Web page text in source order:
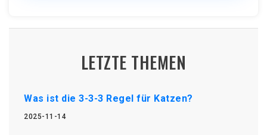
LETZTE THEMEN
Was ist die 3-3-3 Regel für Katzen?
2025-11-14